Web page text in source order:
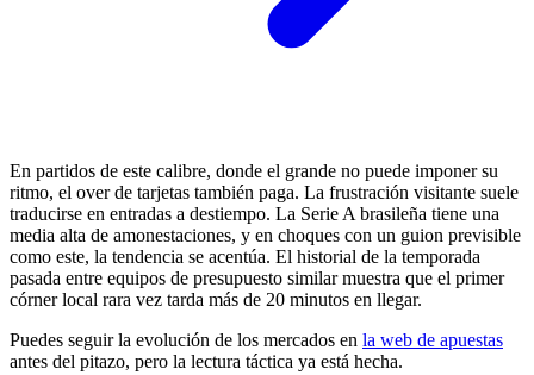
En partidos de este calibre, donde el grande no puede imponer su
ritmo, el over de tarjetas también paga. La frustración visitante suele
traducirse en entradas a destiempo. La Serie A brasileña tiene una
media alta de amonestaciones, y en choques con un guion previsible
como este, la tendencia se acentúa. El historial de la temporada
pasada entre equipos de presupuesto similar muestra que el primer
córner local rara vez tarda más de 20 minutos en llegar.
Puedes seguir la evolución de los mercados en la web de apuestas
antes del pitazo, pero la lectura táctica ya está hecha.